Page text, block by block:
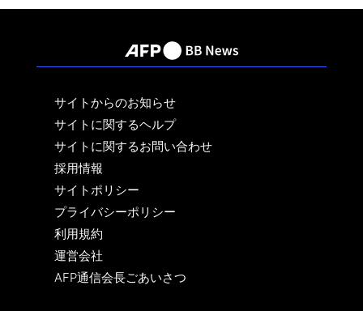
サイトからのお知らせ
サイトに関するヘルプ
サイトに関するお問い合わせ
採用情報
サイトポリシー
プライバシーポリシー
利用規約
運営会社
AFP通信会長ごあいさつ